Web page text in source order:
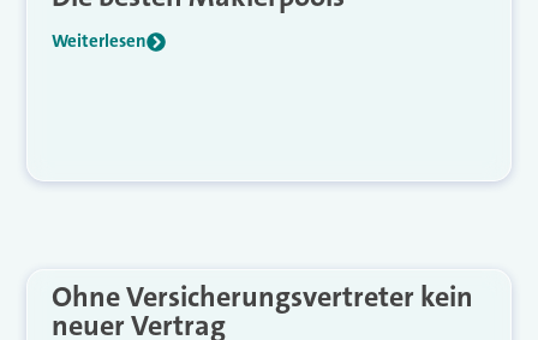
Weiterlesen
Ohne Versicherungsvertreter kein
neuer Vertrag